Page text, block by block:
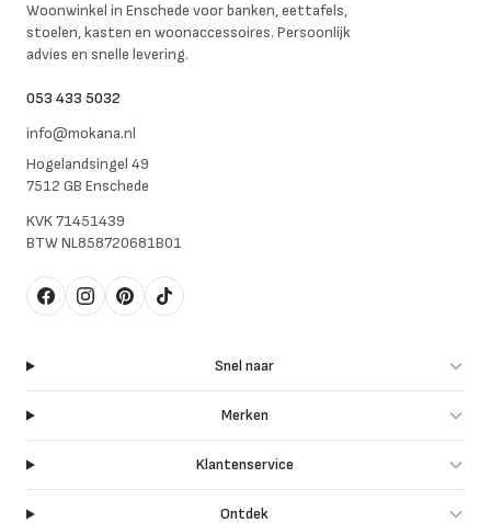
Woonwinkel in Enschede voor banken, eettafels,
stoelen, kasten en woonaccessoires. Persoonlijk
advies en snelle levering.
053 433 5032
info@mokana.nl
Hogelandsingel 49
7512 GB Enschede
KVK71451439
BTWNL858720681B01
FacebookInstagram
Pinterest
TikTok
Snel naar
Merken
Klantenservice
Ontdek